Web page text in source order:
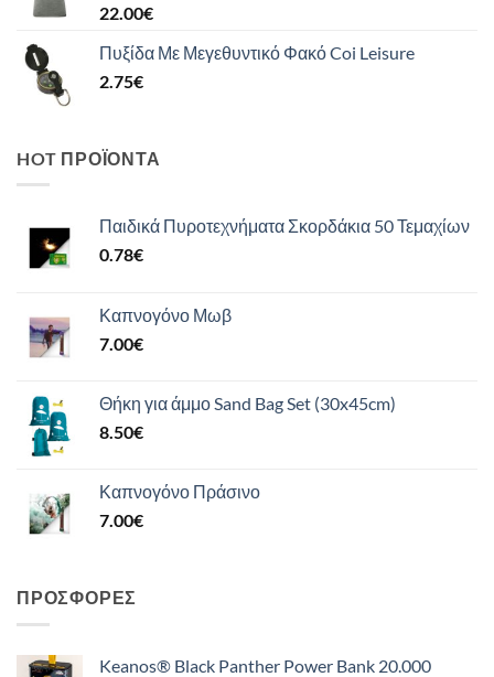
22.00€
Πυξίδα Με Μεγεθυντικό Φακό Coi Leisure
2.75€
HOT ΠΡΟΪΌΝΤΑ
Παιδικά Πυροτεχνήματα Σκορδάκια 50 Τεμαχίων
0.78€
Καπνογόνο Μωβ
7.00€
Θήκη για άμμο Sand Bag Set (30x45cm)
8.50€
Καπνογόνο Πράσινο
7.00€
ΠΡΟΣΦΟΡΈΣ
Keanos® Black Panther Power Bank 20.000